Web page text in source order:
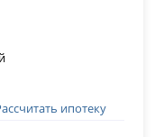
ипотеку